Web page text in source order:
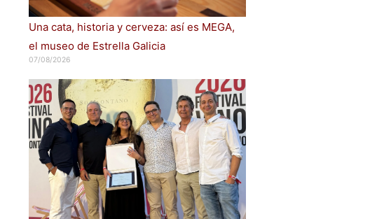
Una cata, historia y cerveza: así es MEGA,
el museo de Estrella Galicia
07/08/2026